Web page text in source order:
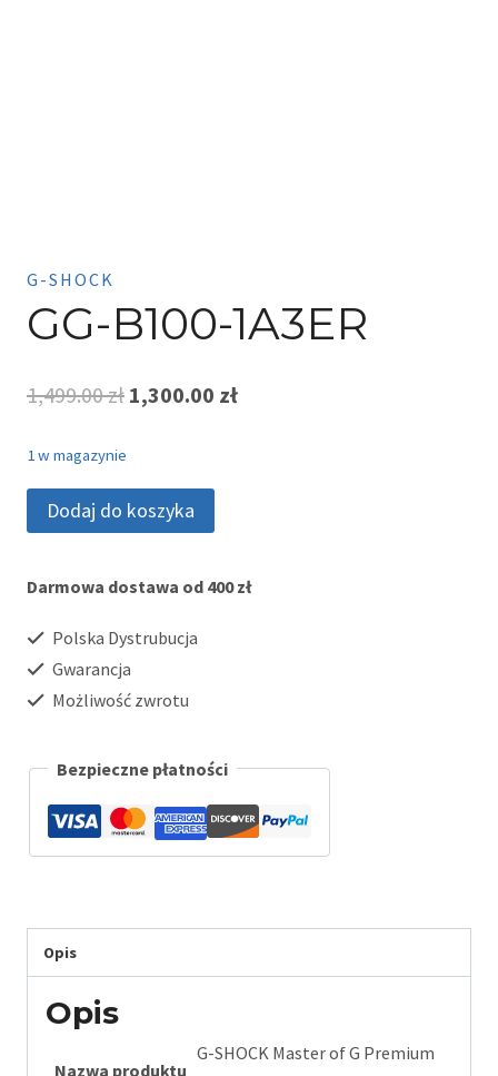
G-SHOCK
GG-B100-1A3ER
1,499.00zł Pierwotna
wynosiła:
1,499.00 zł.
1,300.00 złAktualna
1 w magazynie
ilość
GG-
Dodaj do koszyka
Darmowa dostawa od 400 zł
Polska Dystrubucja
Gwarancja
Możliwość zwrotu
Bezpieczne płatności
Opis
Opis
Nazwa produktu
G-SHOCK Master of G Premium